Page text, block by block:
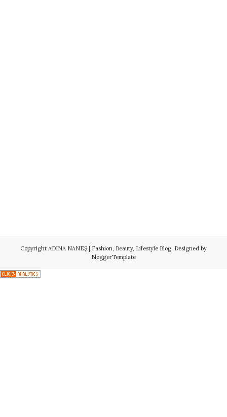
Copyright ADINA NANEŞ | Fashion, Beauty, Lifestyle Blog. Designed by
BloggerTemplate